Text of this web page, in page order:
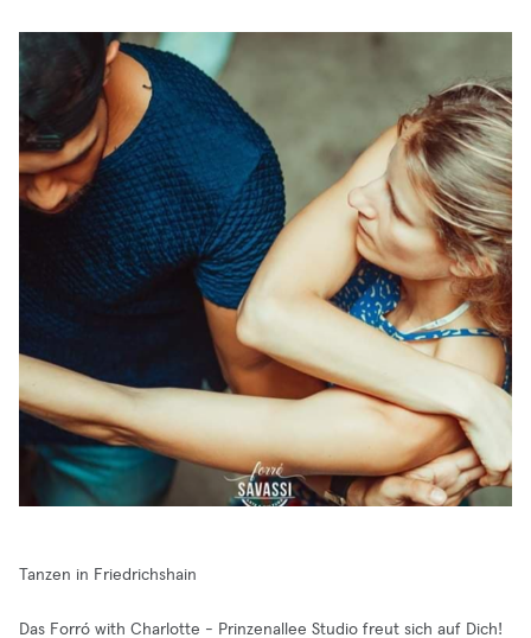
Tanzen in Friedrichshain
Das Forró with Charlotte - Prinzenallee Studio freut sich auf Dich!